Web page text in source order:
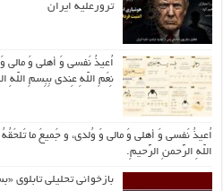
ترورعلیه ایران
اُعیذُ نَفسی وَ أهلی وَ مالی
نِعَمِ اللّهِ عِندی بِبِسمِ اللّهِ
اُعیذُ نَفسی وَ أهلی وَ مالی وَ وُلدی، و جَمیعَ ما
اللّهِ الرَّحمنِ الرَّحیمِ.
بازخوانی تحلیلی تابلوی